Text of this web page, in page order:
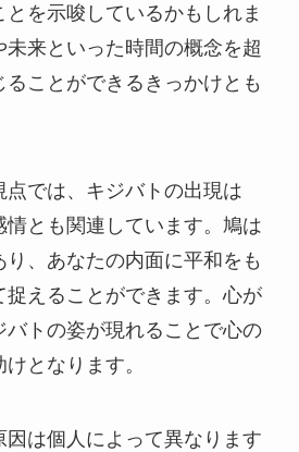
を示唆しているかもしれま
来といった時間の概念を超
ることができるきっかけとも
点では、キジバトの出現は
とも関連しています。鳩は
、あなたの内面に平和をも
捉えることができます。心が
トの姿が現れることで心の
となります。
因は個人によって異なります